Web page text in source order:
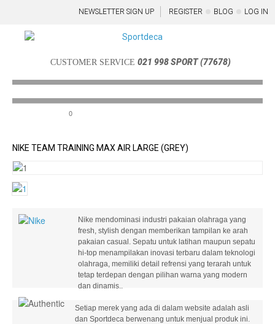
NEWSLETTER SIGN UP REGISTER BLOG LOG IN
CUSTOMER SERVICE 021 998 SPORT (77678)
Menu
0
NIKE TEAM TRAINING MAX AIR LARGE (GREY)
Nike mendominasi industri pakaian olahraga yang
fresh, stylish dengan memberikan tampilan ke arah
pakaian casual. Sepatu untuk latihan maupun sepatu
hi-top menampilakan inovasi terbaru dalam teknologi
olahraga, memiliki detail refrensi yang terarah untuk
tetap terdepan dengan pilihan warna yang modern
dan dinamis..
Setiap merek yang ada di dalam website adalah asli
dan Sportdeca berwenang untuk menjual produk ini.